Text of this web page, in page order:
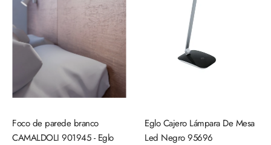
Foco de parede branco
CAMALDOLI 901945 - Eglo
Eglo Cajero Lámpara De Mesa
Led Negro 95696